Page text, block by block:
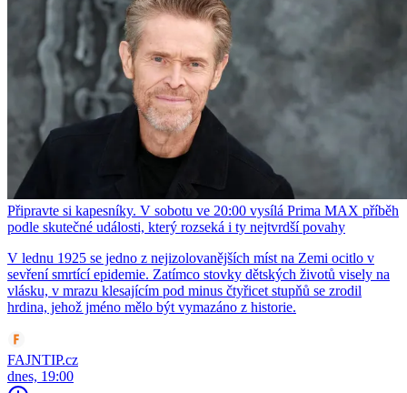
Připravte si kapesníky. V sobotu ve 20:00 vysílá Prima MAX příběh
podle skutečné události, který rozseká i ty nejtvrdší povahy
V lednu 1925 se jedno z nejizolovanějších míst na Zemi ocitlo v
sevření smrtící epidemie. Zatímco stovky dětských životů visely na
vlásku, v mrazu klesajícím pod minus čtyřicet stupňů se zrodil
hrdina, jehož jméno mělo být vymazáno z historie.
FAJNTIP.cz
dnes, 19:00